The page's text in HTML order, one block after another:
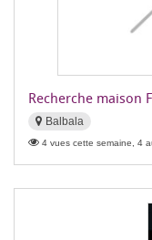
Recherche maison
Balbala
4 vues cette semaine, 4